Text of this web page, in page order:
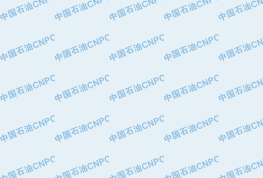
·中国石化扬子石油化工股份有限公司
·中国石化长岭炼化公司
·中国石油长庆油田分公司
·山东墨龙石油机械股份有限公司
·大庆油田物资集团
·南阳防爆集团有限公司
·乳山市力久特种电机有限公司
·无锡西姆莱斯石油专用管制造有限公
·沈阳全密封变压器股份有限公司